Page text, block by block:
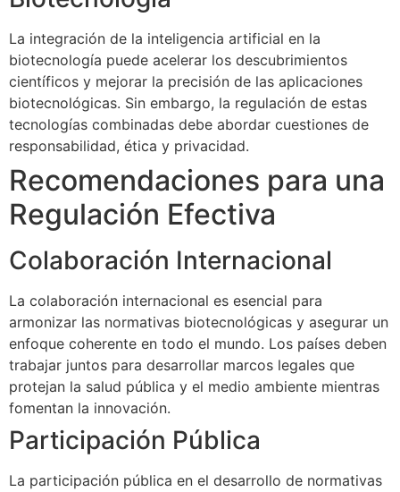
La integración de la inteligencia artificial en la
biotecnología puede acelerar los descubrimientos
científicos y mejorar la precisión de las aplicaciones
biotecnológicas. Sin embargo, la regulación de estas
tecnologías combinadas debe abordar cuestiones de
responsabilidad, ética y privacidad.
Recomendaciones para una
Regulación Efectiva
Colaboración Internacional
La colaboración internacional es esencial para
armonizar las normativas biotecnológicas y asegurar un
enfoque coherente en todo el mundo. Los países deben
trabajar juntos para desarrollar marcos legales que
protejan la salud pública y el medio ambiente mientras
fomentan la innovación.
Participación Pública
La participación pública en el desarrollo de normativas